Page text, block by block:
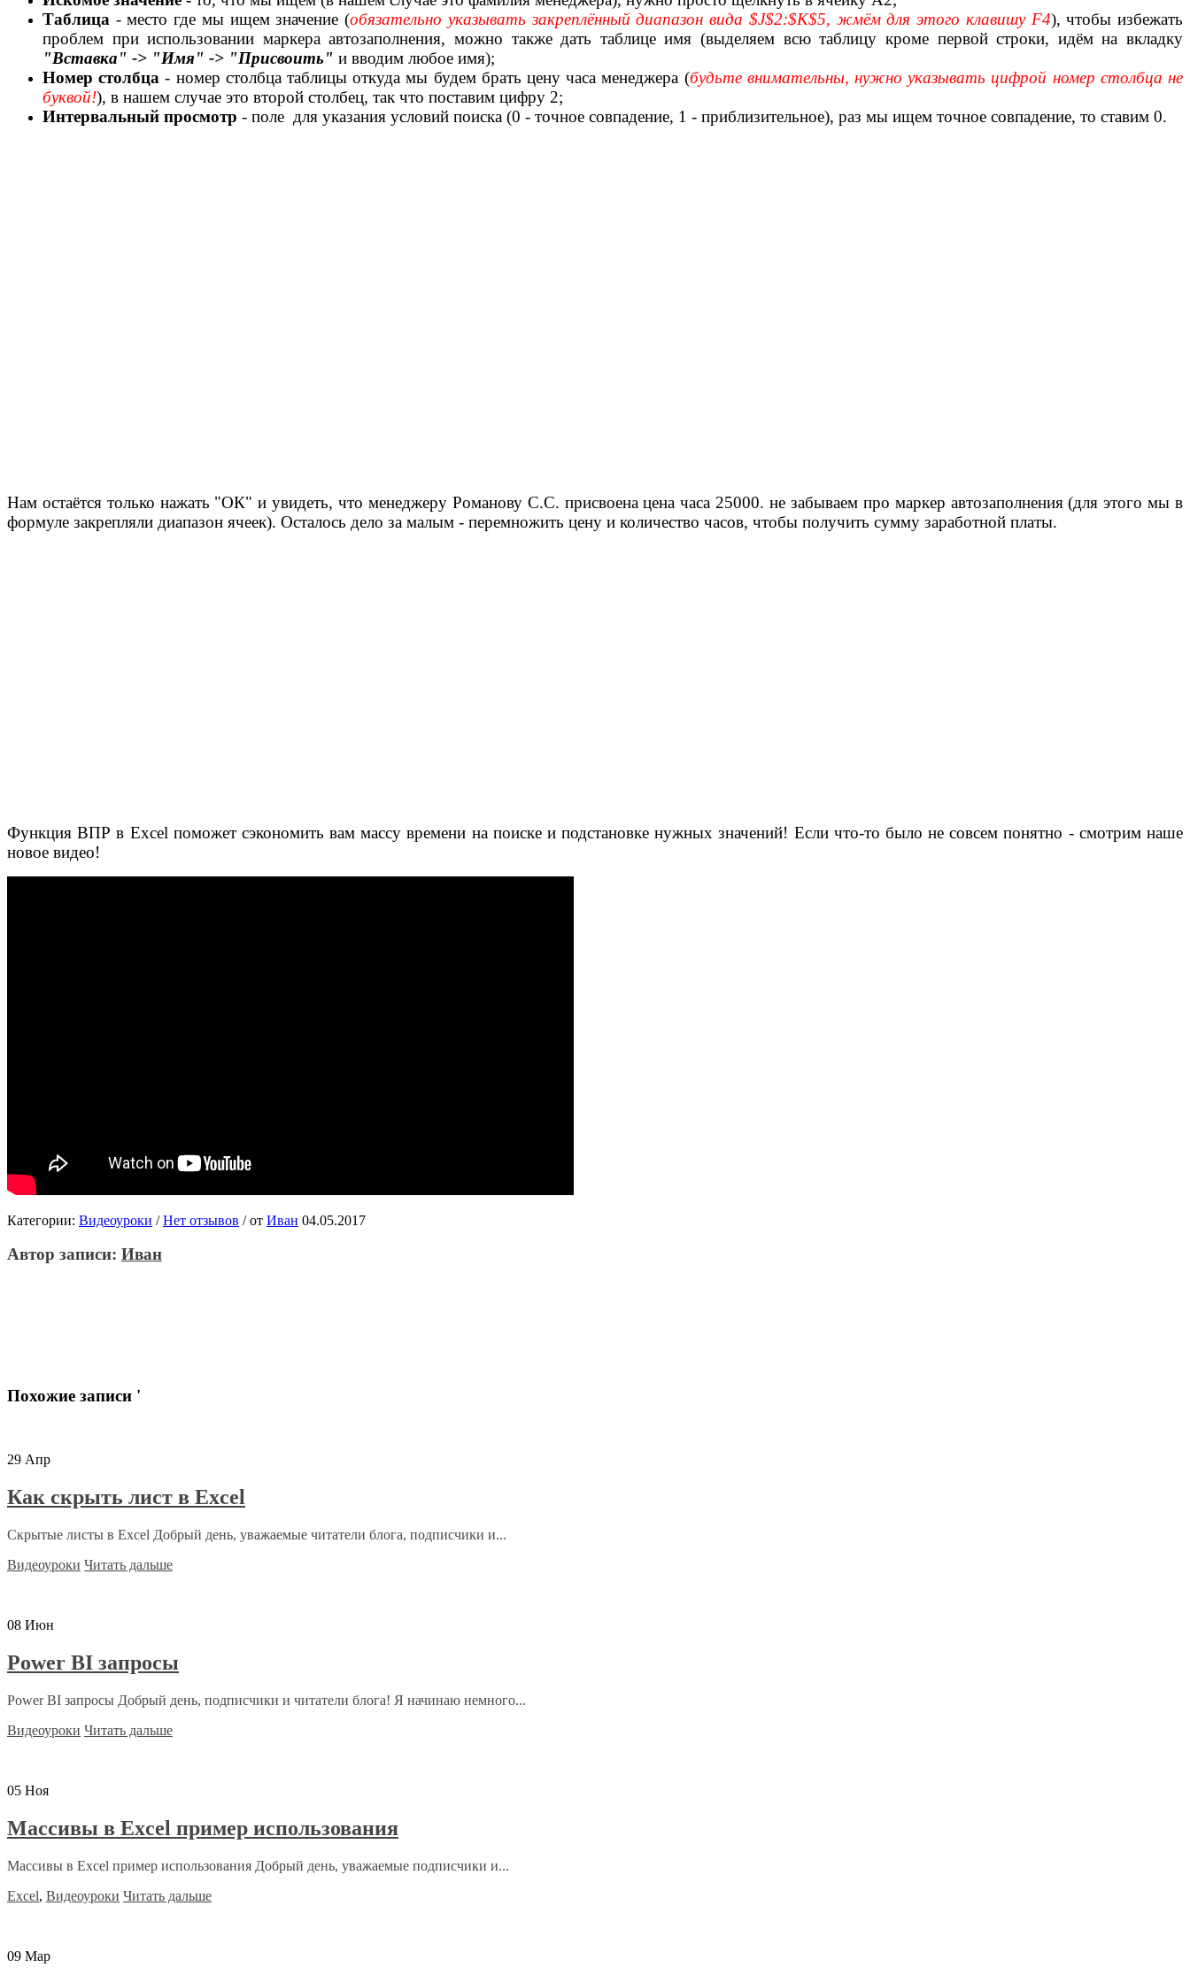
Таблица - место где мы ищем значение (обязательно указывать закреплённый диапазон вида $J$2:$K$5, жмём для этого клавишу F4), чтобы избежать
проблем при использовании маркера автозаполнения, можно также дать таблице имя (выделяем всю таблицу кроме первой строки, идём на вкладку
"Вставка" -> "Имя" -> "Присвоить" и вводим любое имя);
Номер столбца - номер столбца таблицы откуда мы будем брать цену часа менеджера (будьте внимательны, нужно указывать цифрой номер столбца не
буквой!), в нашем случае это второй столбец, так что поставим цифру 2;
Интервальный просмотр - поле для указания условий поиска (0 - точное совпадение, 1 - приблизительное), раз мы ищем точное совпадение, то ставим 0.
Нам остаётся только нажать "ОК" и увидеть, что менеджеру Романову С.С. присвоена цена часа 25000. не забываем про маркер автозаполнения (для этого мы в
формуле закрепляли диапазон ячеек). Осталось дело за малым - перемножить цену и количество часов, чтобы получить сумму заработной платы.
Функция ВПР в Excel поможет сэкономить вам массу времени на поиске и подстановке нужных значений! Если что-то было не совсем понятно - смотрим наше
новое видео!
Категории: Видеоуроки / Нет отзывов /от Иван 04.05.2017
Автор записи: Иван
Похожие записи '
29 Апр
Как скрыть лист в Excel
Скрытые листы в Excel Добрый день, уважаемые читатели блога, подписчики и...
Видеоуроки Читать дальше
08 Июн
Power BI запросы
Power BI запросы Добрый день, подписчики и читатели блога! Я начинаю немного...
Видеоуроки Читать дальше
05 Ноя
Массивы в Excel пример использования
Массивы в Excel пример использования Добрый день, уважаемые подписчики и...
Excel, Видеоуроки Читать дальше
09 Мар